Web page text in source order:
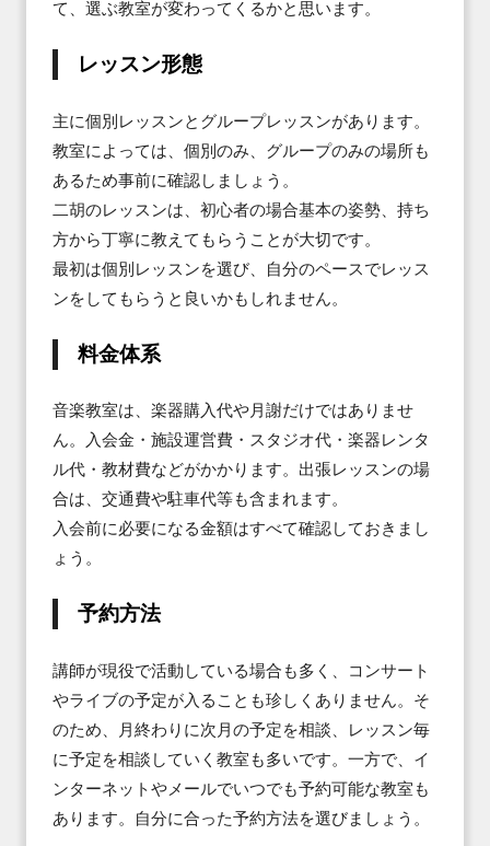
て、選ぶ教室が変わってくるかと思います。
レッスン形態
主に個別レッスンとグループレッスンがあります。
教室によっては、個別のみ、グループのみの場所も
あるため事前に確認しましょう。
二胡のレッスンは、初心者の場合基本の姿勢、持ち
方から丁寧に教えてもらうことが大切です。
最初は個別レッスンを選び、自分のペースでレッス
ンをしてもらうと良いかもしれません。
料金体系
音楽教室は、楽器購入代や月謝だけではありませ
ん。入会金・施設運営費・スタジオ代・楽器レンタ
ル代・教材費などがかかります。出張レッスンの場
合は、交通費や駐車代等も含まれます。
入会前に必要になる金額はすべて確認しておきまし
ょう。
予約方法
講師が現役で活動している場合も多く、コンサート
やライブの予定が入ることも珍しくありません。そ
のため、月終わりに次月の予定を相談、レッスン毎
に予定を相談していく教室も多いです。一方で、イ
ンターネットやメールでいつでも予約可能な教室も
あります。自分に合った予約方法を選びましょう。